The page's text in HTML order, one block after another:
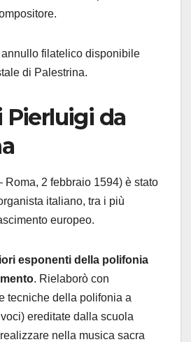
filatelico disponibile
di Palestrina.
Pierluigi da
Roma, 2 febbraio 1594) è stato
italiano, tra i più
europeo.
esponenti della polifonia
. Rielaborò con
tecniche della polifonia a
ereditate dalla scuola
nella musica sacra